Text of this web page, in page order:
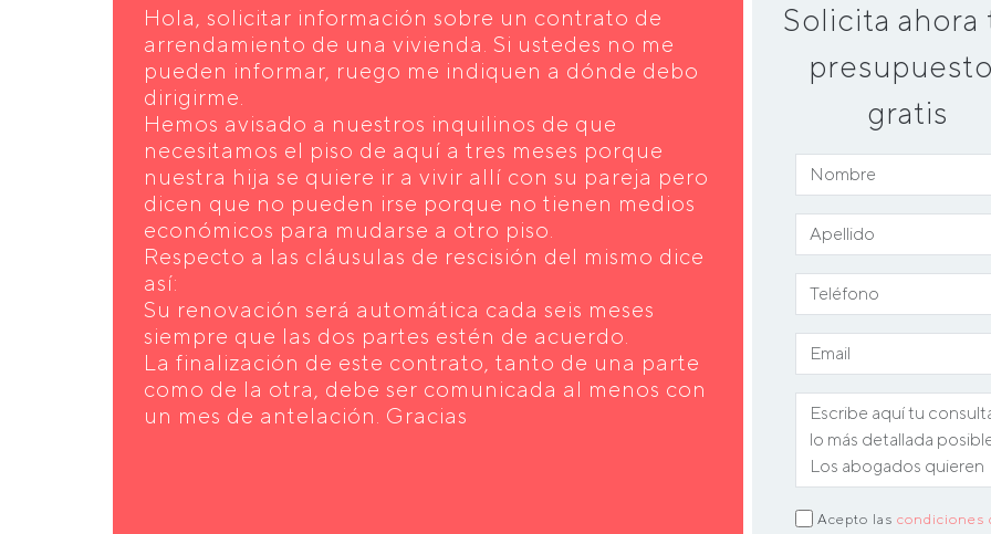
Hola, solicitar información sobre un contrato de
arrendamiento de una vivienda. Si ustedes no me
pueden informar, ruego me indiquen a dónde debo
dirigirme.
Hemos avisado a nuestros inquilinos de que
necesitamos el piso de aquí a tres meses porque
nuestra hija se quiere ir a vivir allí con su pareja pero
dicen que no pueden irse porque no tienen medios
económicos para mudarse a otro piso.
Respecto a las cláusulas de rescisión del mismo dice
así:
Su renovación será automática cada seis meses
siempre que las dos partes estén de acuerdo.
La finalización de este contrato, tanto de una parte
como de la otra, debe ser comunicada al menos con
un mes de antelación. Gracias
Solicita ahora
gratis
Acepto las condiciones